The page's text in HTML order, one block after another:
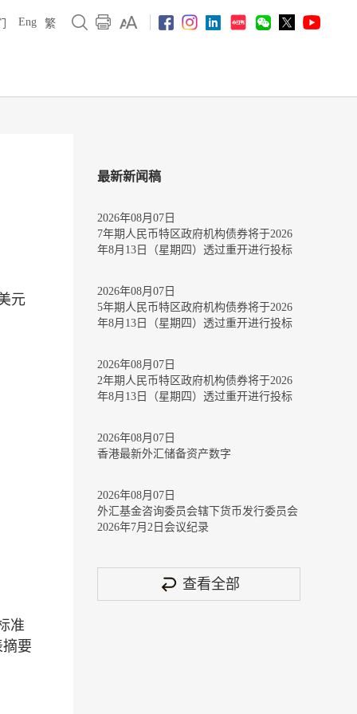
Eng 繁
元
准
要
最新新闻稿
2026年08月07日
7年期人民币特区政府机构债券将于2026
年8月13日（星期四）透过重开进行投标
2026年08月07日
5年期人民币特区政府机构债券将于2026
年8月13日（星期四）透过重开进行投标
2026年08月07日
2年期人民币特区政府机构债券将于2026
年8月13日（星期四）透过重开进行投标
2026年08月07日
香港最新外汇储备资产数字
2026年08月07日
外汇基金咨询委员会辖下货币发行委员会
2026年7月2日会议纪录
查看全部